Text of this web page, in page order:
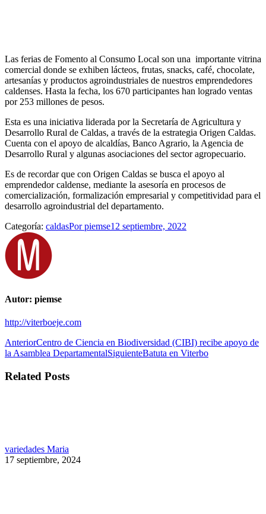
Las ferias de Fomento al Consumo Local son una importante vitrina
comercial donde se exhiben lácteos, frutas, snacks, café, chocolate,
artesanías y productos agroindustriales de nuestros emprendedores
caldenses. Hasta la fecha, los 670 participantes han logrado ventas
por 253 millones de pesos.
Esta es una iniciativa liderada por la Secretaría de Agricultura y
Desarrollo Rural de Caldas, a través de la estrategia Origen Caldas.
Cuenta con el apoyo de alcaldías, Banco Agrario, la Agencia de
Desarrollo Rural y algunas asociaciones del sector agropecuario.
Es de recordar que con Origen Caldas se busca el apoyo al
emprendedor caldense, mediante la asesoría en procesos de
comercialización, formalización empresarial y competitividad para el
desarrollo agroindustrial del departamento.
Categoría: caldasPorpiemse12 septiembre, 2022
Autor: piemse
http://viterboeje.com
Navegación
entre
publicaciones
AnteriorPublicación
anterior:
Centro de Ciencia en Biodiversidad (CIBI) recibe apoyo de
la Asamblea DepartamentalSiguientePublicación
Batuta en Viterbo
Related Posts
variedades Maria
17 septiembre, 2024